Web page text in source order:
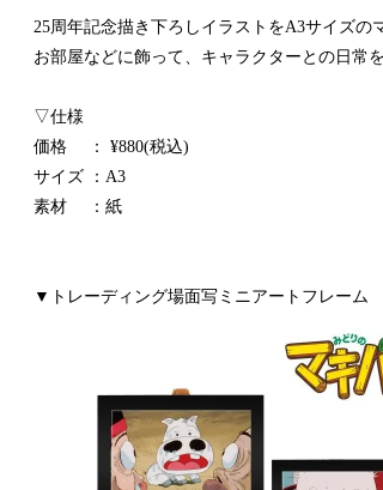
25周年記念描き下ろしイラストをA3サイズの
お部屋などに飾って、キャラクターとの日常
▽仕様
価格 ： ¥880(税込)
サイズ ：A3
素材 ：紙
▼トレーディング場面写ミニアートフレーム